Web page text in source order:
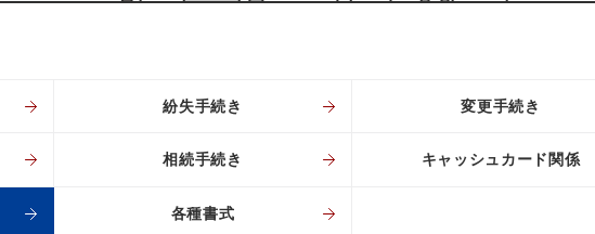
紛失手続き 変更手続き
相続手続き キャッシュカード関係
各種書式